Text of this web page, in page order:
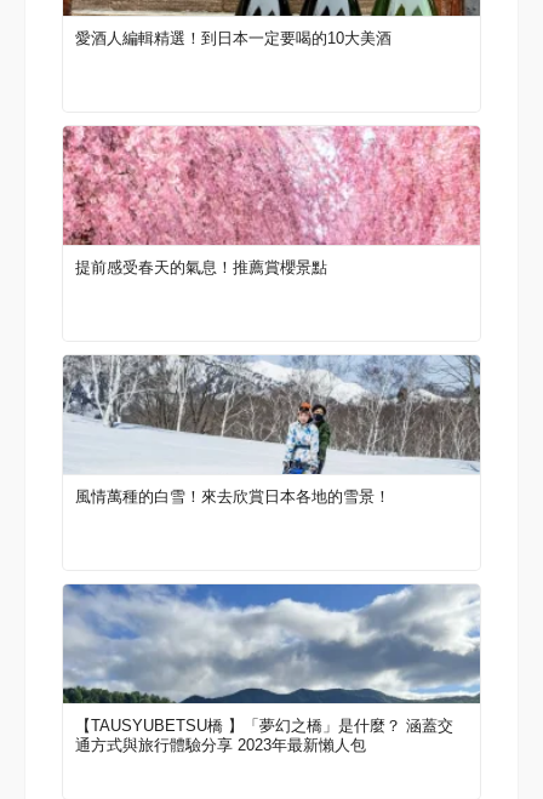
愛酒人編輯精選！到日本一定要喝的10大美酒
提前感受春天的氣息！推薦賞櫻景點
風情萬種的白雪！來去欣賞日本各地的雪景！
【TAUSYUBETSU橋 】「夢幻之橋」是什麼？ 涵蓋交
通方式與旅行體驗分享 2023年最新懶人包